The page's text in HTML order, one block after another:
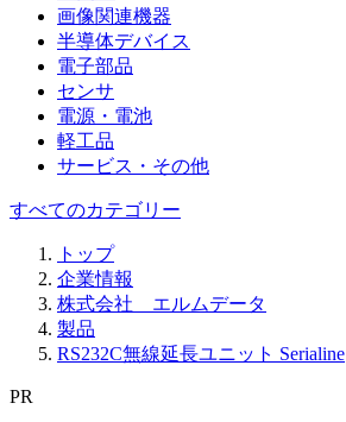
画像関連機器
半導体デバイス
電子部品
センサ
電源・電池
軽工品
サービス・その他
すべてのカテゴリー
トップ
企業情報
株式会社 エルムデータ
製品
RS232C無線延長ユニット Serialine
PR